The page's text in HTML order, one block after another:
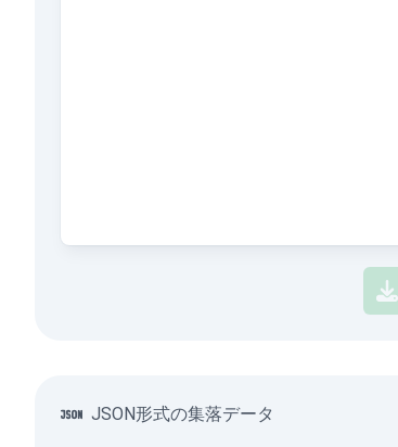
JSON形式の集落データ